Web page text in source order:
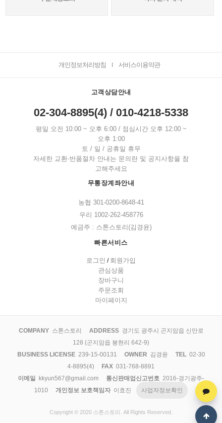
개인정보처리방침 서비스이용약관
고객상담안내
02-304-8895(4) / 010-4218-5338
평일 오전 10:00 ~ 오후 6:00 / 점심시간 오후 12:00 ~
오후 1:00
토 / 일 / 공휴일 휴무
자세한 교환·반품절차 안내는 문의란 및 공지사항을 참
고해주세요
무통장계좌안내
농협 301-0200-8648-41
우리 1002-262-458776
예금주 : 스톤스토리(김경윤)
빠른서비스
로그인 / 회원가입
관심상품
장바구니
주문조회
마이페이지
COMPANY 스톤스토리 ADDRESS 경기도 광주시 곤지암읍 신만로
128 (곤지암읍 봉현리 642-9)
BUSINESS LICENSE 239-15-00131 OWNER 김경윤 TEL 02-30
4-8895(4)
FAX 031-768-8891
이메일
kkyun567@gmail.com 통신판매업신고번호 2016-경기광주-
1010
개인정보 보호책임자 이효진 사업자정보확인
Copyright © 2020 스톤스토리. All Rights Reserved.